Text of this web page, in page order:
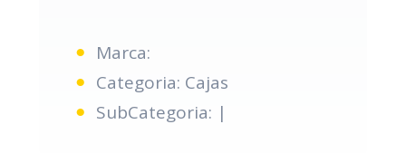
Marca:
Categoria: Cajas
SubCategoria: |